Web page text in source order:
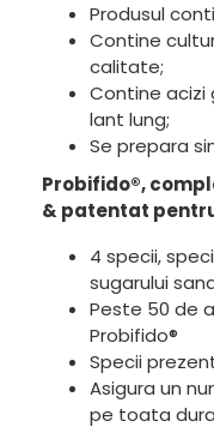
Produsul
Contine
calitate;
Contine acizi
lant lung;
Se prepara
Probifido®,
& patentat
4 specii,
sugarului
Peste 50 de
Probifido®
Specii
Asigura un
pe toata